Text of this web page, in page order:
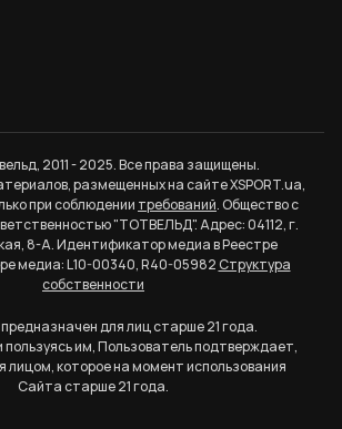
2011 - 2025. Все права защищены.
размещенных на сайте XSPORT.ua,
при соблюдении требований. Общество с
"ТОТВЕЛЬД". Адрес: 04112, г.
8-А. Идентификатор медиа в Реестре
медиа: L10-00340, R40-05982Структура
собственности
для лиц старше 21 года.
пользуясь им, Пользователь подтверждает,
лицом, которое на момент использования
Сайта старше 21 года.